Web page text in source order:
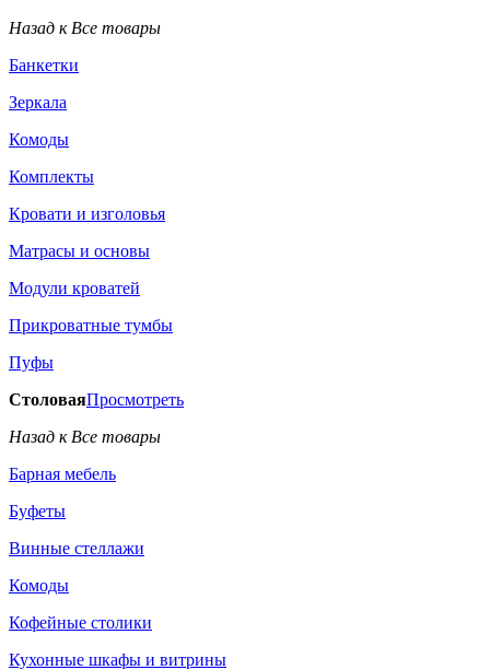
Назад к Все товары
Банкетки
Зеркала
Комоды
Комплекты
Кровати и изголовья
Матрасы и основы
Модули кроватей
Прикроватные тумбы
Пуфы
СтоловаяПросмотреть
Назад к Все товары
Барная мебель
Буфеты
Винные стеллажи
Комоды
Кофейные столики
Кухонные шкафы и витрины